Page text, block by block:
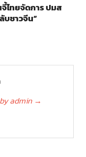
ไทยจัดการ ปมส
บชาวจีน”
admin →